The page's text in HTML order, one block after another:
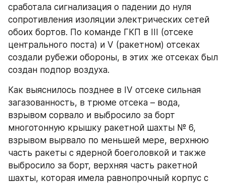
сработала сигнализация о падении до нуля
сопротивления изоляции электрических сетей
обоих бортов. По команде ГКП в III (отсеке
центрального поста) и V (ракетном) отсеках
создали рубежи обороны, в этих же отсеках был
создан подпор воздуха.
Как выяснилось позднее в IV отсеке сильная
загазованность, в трюме отсека – вода,
взрывом сорвало и выбросило за борт
многотонную крышку ракетной шахты № 6,
взрывом вырвало по меньшей мере, верхнюю
часть ракеты с ядерной боеголовкой и также
выбросило за борт, верхняя часть ракетной
шахты, которая имела равнопрочный корпус с